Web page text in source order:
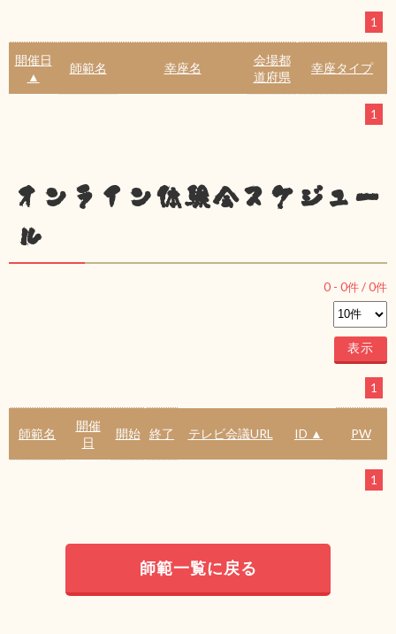
1
開催日
▲
師範名 幸座名
会場都
道府県
幸座タイプ
1
オンライン体験会スケジュー
ル
0 - 0件 /0件
1
師範名
開催
日
開始 終了 テレビ会議URL ID ▲ PW
1
師範一覧に戻る